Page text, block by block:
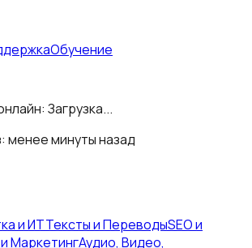
Обучение
Загрузка...
менее минуты назад
и ИТТексты и ПереводыSEO и
МаркетингАудио, Видео,